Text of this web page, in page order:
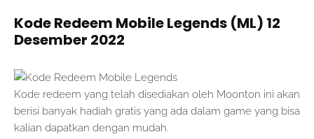
Kode Redeem Mobile Legends (ML) 12
Desember 2022
Kode redeem yang telah disediakan oleh Moonton ini akan
berisi banyak hadiah gratis yang ada dalam game yang bisa
kalian dapatkan dengan mudah.